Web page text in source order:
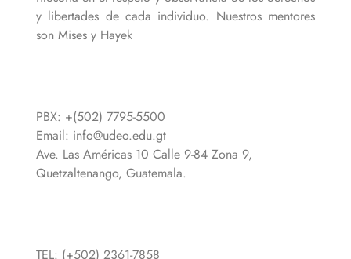
y libertades de cada individuo. Nuestros mentores
son Mises y Hayek
PBX: +(502) 7795-5500
Email: info@udeo.edu.gt
Ave. Las Américas 10 Calle 9-84 Zona 9,
Quetzaltenango, Guatemala.
TEL: (+502) 2361-7858